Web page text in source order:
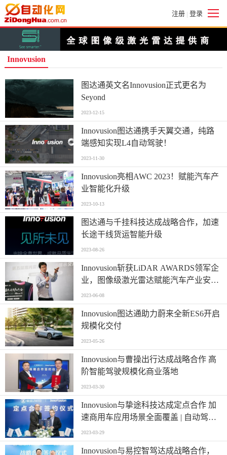
注册 | 登录
Innovusion
图达通英文名Innovusion正式更名为
Seyond
2023-12-15
Innovusion图达通携手天翼交通，纯路
端感知实现L4自动驾驶！
2023-11-30
Innovusion亮相AWC 2023！赋能汽车产
业智能化升级
2023-10-13
图达通与千挂科技达成战略合作，加速
长途干线货运智能升级
2023-08-26
Innovusion斩获LiDAR AWARDS领军企
业，图像级激光雷达赋能汽车产业安全
与智能升级
2023-06-08
Innovusion图达通助力蔚来全新ES6开启
规模化交付
2023-05-26
Innovusion与曹操出行达成战略合作 高
阶智能驾驶规模化商业落地
2023-03-30
Innovusion与挚途科技达成定点合作 加
速商用车应用场景全面覆盖 | 自动驾
驶、多场景智能物流解决方案
2023-03-29
Innovusion与易控智驾达成战略合作，